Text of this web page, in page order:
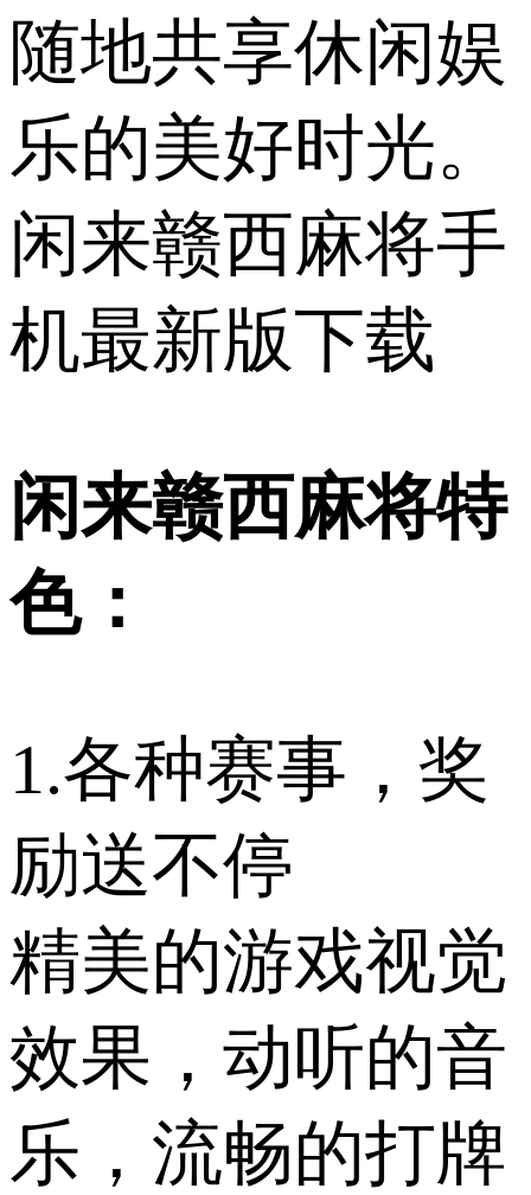
随地共享休闲娱
乐的美好时光。
闲来赣西麻将手
机最新版下载
闲来赣西麻将特
色：
1.各种赛事，奖
励送不停
精美的游戏视觉
效果，动听的音
乐，流畅的打牌